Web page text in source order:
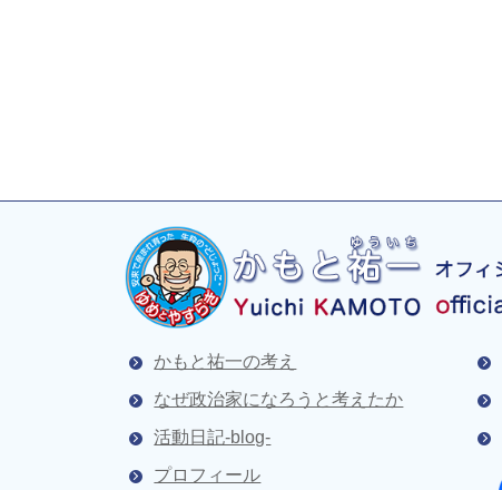
かもと祐一の考え
なぜ政治家になろうと考えたか
活動日記-blog-
プロフィール